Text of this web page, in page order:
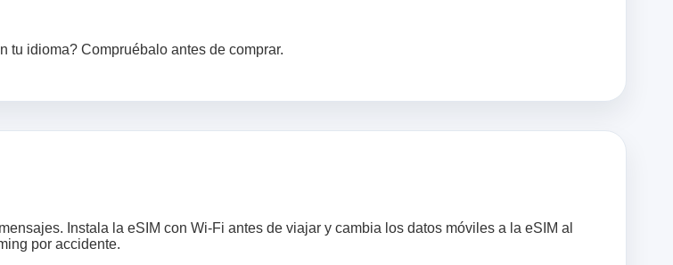
tu idioma? Compruébalo antes de comprar.
Instala la eSIM con Wi‑Fi antes de viajar y cambia los datos móviles a la eSIM al
por accidente.